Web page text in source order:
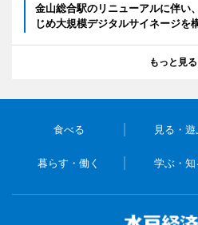
金山総合駅のリニューアルに伴い
じめ大規模デジタルサイネージを
もっと見る
食べる 見る・遊
暮らす・働く 学ぶ・知